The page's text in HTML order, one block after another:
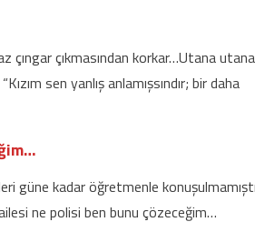
çıngar çıkmasından korkar…Utana
sen yanlış anlamışsındır; bir daha
güne kadar öğretmenle
ne polisi ben bunu çözeceğim…